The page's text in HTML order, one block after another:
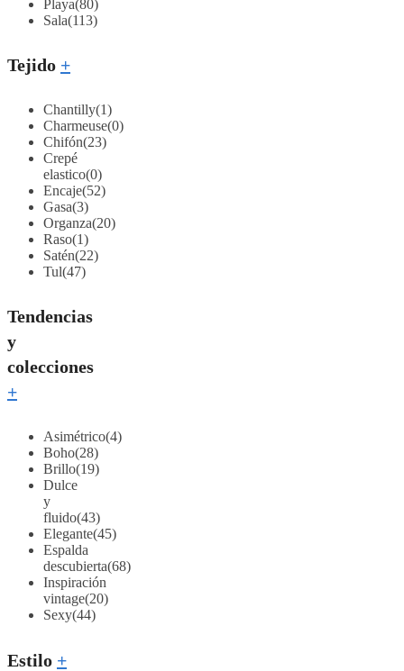
Playa(80)
Sala(113)
Tejido +
Chantilly(1)
Charmeuse(0)
Chifón(23)
Crepé
elastico(0)
Encaje(52)
Gasa(3)
Organza(20)
Raso(1)
Satén(22)
Tul(47)
Tendencias
y
colecciones
+
Asimétrico(4)
Boho(28)
Brillo(19)
Dulce
y
fluido(43)
Elegante(45)
Espalda
descubierta(68)
Inspiración
vintage(20)
Sexy(44)
Estilo +